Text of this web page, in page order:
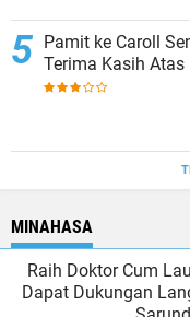
Pamit ke Caroll
Terima Kasih Atas
MINAHASA
Raih Doktor Cum
Dapat Dukungan